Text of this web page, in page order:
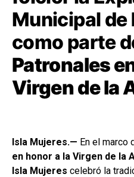
Municipal de
como parte
Patronales
Virgen de la
Isla Mujeres.— En el marco
en honor a la Virgen de la
Isla Mujeres celebró la